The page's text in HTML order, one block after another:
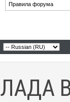
Правила форума
ЛАДА